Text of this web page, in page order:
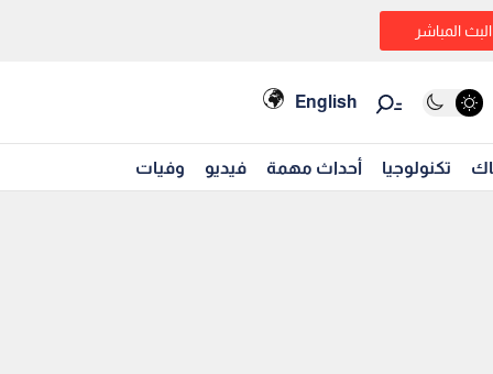
البث المباشر
English
تكنولوجيا أحداث مهمة فيديو وفيات